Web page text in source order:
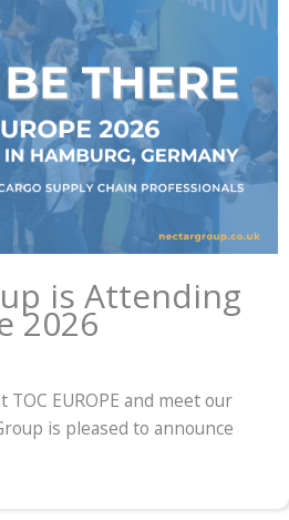
is Attending
2026
EUROPE and meet our
is pleased to announce